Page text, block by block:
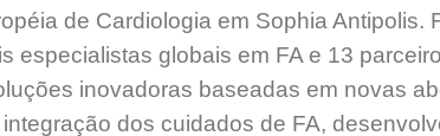
de Cardiologia em Sophia Antipolis.
especialistas globais em FA e 13
inovadoras baseadas em novas
dos cuidados de FA,